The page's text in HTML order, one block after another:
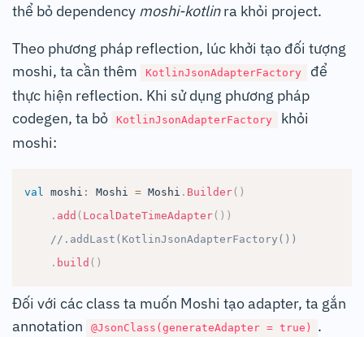
thể bỏ dependency moshi-kotlinra khỏi project.
Theo phương pháp reflection, lúc khởi tạo đối tượng
moshi, ta cần thêm
KotlinJsonAdapterFactory
để
thực hiện reflection. Khi sử dụng phương pháp
codegen, ta bỏ
KotlinJsonAdapterFactory
khỏi
moshi:
val moshi : Moshi = Moshi . Builder( )
. add ( LocalDateTimeAdapter( ) )
//.addLast(KotlinJsonAdapterFactory())
. build ( )
Đối với các class ta muốn Moshi tạo adapter, ta gắn
annotation
@JsonClass(generateAdapter = true)
.